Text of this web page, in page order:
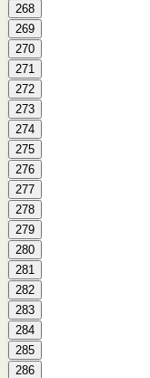
268
269
270
271
272
273
274
275
276
277
278
279
280
281
282
283
284
285
286